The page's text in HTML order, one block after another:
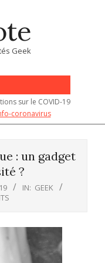
Geek
sur le COVID-19
coronavirus
: un gadget
?
IN: GEEK